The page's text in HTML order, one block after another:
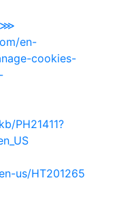
⋙
en-
cookies-
PH21411?
us/HT201265